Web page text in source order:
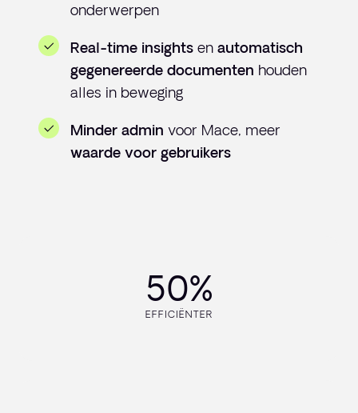
onderwerpen
Real-time insights en automatisch
gegenereerde documenten houden
alles in beweging
Minder admin voor Mace, meer
waarde voor gebruikers
50%
EFFICIËNTER